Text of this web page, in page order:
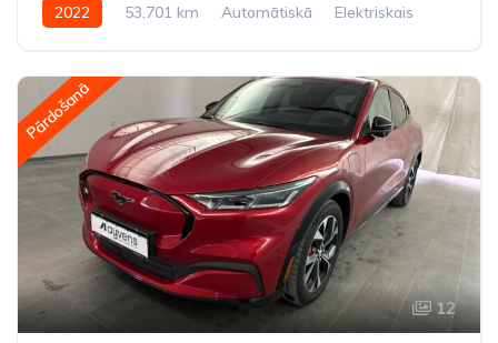
2022 53,701 km Automātiskā
Elektriskais
Pārdošanā
12